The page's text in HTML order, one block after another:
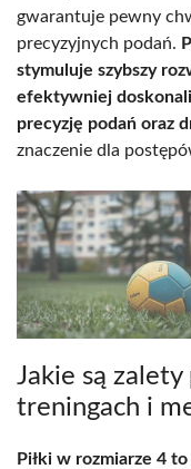
gwarantuje pewny
precyzyjnych podań.
stymuluje szybszy
efektywniej
precyzję podań oraz
znaczenie dla
Jakie są
treningach i
Piłki w rozmiarze 4